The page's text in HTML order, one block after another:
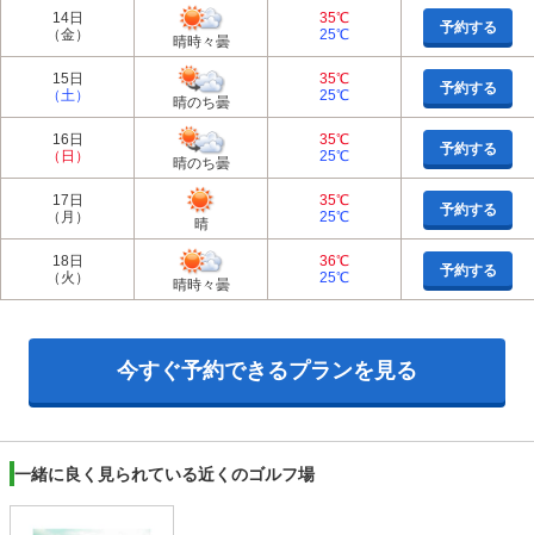
14日
（金）
晴時々曇
35℃
25℃
予約する
15日
（土）
晴のち曇
35℃
25℃
予約する
16日
（日）
晴のち曇
35℃
25℃
予約する
17日
（月）
晴
35℃
25℃
予約する
18日
（火）
晴時々曇
36℃
25℃
予約する
今すぐ予約できるプランを見る
一緒に良く見られている近くのゴルフ場